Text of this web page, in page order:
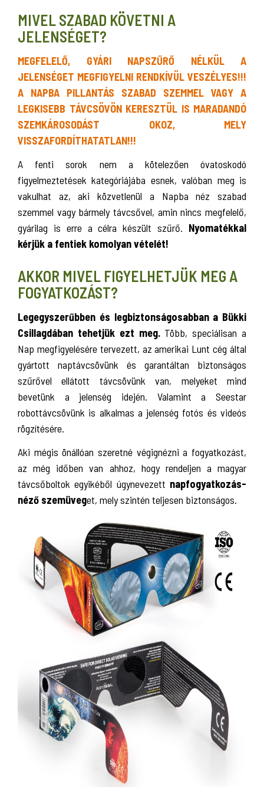
MIVEL SZABAD KÖVETNI A
JELENSÉGET?
MEGFELELŐ, GYÁRI NAPSZŰRŐ NÉLKÜL A
JELENSÉGET MEGFIGYELNI RENDKÍVÜL VESZÉLYES!!!
A NAPBA PILLANTÁS SZABAD SZEMMEL VAGY A
LEGKISEBB TÁVCSÖVÖN KERESZTÜL IS MARADANDÓ
SZEMKÁROSODÁST OKOZ, MELY
VISSZAFORDÍTHATATLAN!!!
A fenti sorok nem a kötelezően óvatoskodó
figyelmeztetések kategóriájába esnek, valóban meg is
vakulhat az, aki közvetlenül a Napba néz szabad
szemmel vagy bármely távcsővel, amin nincs megfelelő,
gyárilag is erre a célra készült szűrő. Nyomatékkal
kérjük a fentiek komolyan vételét!
AKKOR MIVEL FIGYELHETJÜK MEG A
FOGYATKOZÁST?
Legegyszerűbben és legbiztonságosabban a Bükki
Csillagdában tehetjük ezt meg.Több, speciálisan a
Nap megfigyelésére tervezett, az amerikai Lunt cég által
gyártott naptávcsövünk és garantáltan biztonságos
szűrővel ellátott távcsövünk van, melyeket mind
bevetünk a jelenség idején. Valamint a Seestar
robottávcsövünk is alkalmas a jelenség fotós és videós
rögzítésére.
Aki mégis önállóan szeretné végignézni a fogyatkozást,
az még időben van ahhoz, hogy rendeljen a magyar
távcsőboltok egyikéből úgynevezett napfogyatkozás-
néző szemüveget, mely szintén teljesen biztonságos.